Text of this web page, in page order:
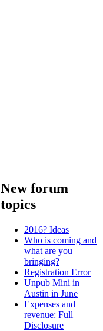
New forum
topics
2016? Ideas
Who is coming and
what are you
bringing?
Registration Error
Unpub Mini in
Austin in June
Expenses and
revenue: Full
Disclosure